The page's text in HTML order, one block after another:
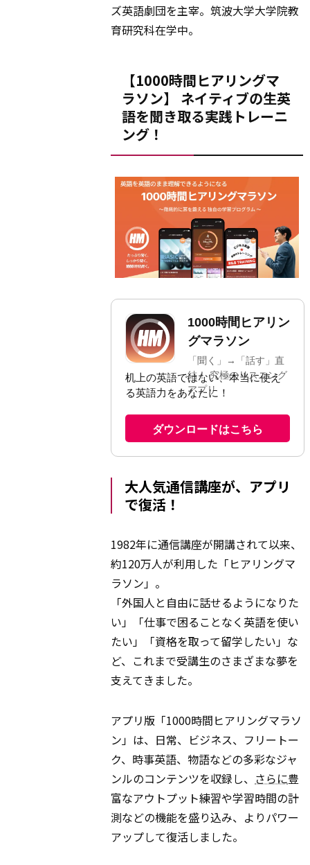
ズ英語劇団を主宰。筑波大学大学院教
育研究科在学中。
【1000時間ヒアリングマ
ラソン】 ネイティブの生英
語を聞き取る実践トレーニ
ング！
大人気通信講座が、アプリ
で復活！
1982年に通信講座が開講されて以来、
約120万人が利用した「ヒアリングマ
ラソン」。
「外国人と自由に話せるようになりた
い」「仕事で困ることなく英語を使い
たい」「資格を取って留学したい」な
ど、これまで受講生のさまざまな夢を
支えてきました。
アプリ版「1000時間ヒアリングマラソ
ン」は、日常、ビジネス、フリートー
ク、時事英語、物語などの多彩なジャ
ンルのコンテンツを収録し、 さらに豊
富なアウトプット練習や学習時間の計
測などの機能を盛り込み、よりパワー
アップして復活しました。